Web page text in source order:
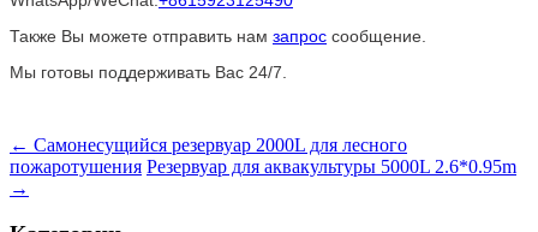
Также Вы можете отправить нам запрос сообщение.
Мы готовы поддерживать Вас 24/7.
← Самонесущийся резервуар 2000L для лесного
пожаротушения Резервуар для аквакультуры 5000L 2.6*0.95m
→